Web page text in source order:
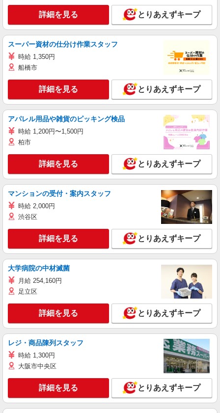
詳細を見る とりあえずキープ
スーパー資材の仕分け作業スタッフ
時給 1,350円
船橋市
詳細を見る とりあえずキープ
アパレル用品や雑貨のピッキング検品
時給 1,200円〜1,500円
柏市
詳細を見る とりあえずキープ
マンションの受付・案内スタッフ
時給 2,000円
渋谷区
詳細を見る とりあえずキープ
大学病院の中材滅菌
月給 254,160円
足立区
詳細を見る とりあえずキープ
レジ・商品陳列スタッフ
時給 1,300円
大阪市中央区
詳細を見る とりあえずキープ